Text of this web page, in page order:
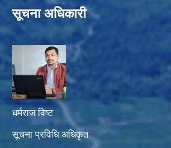
सूचना अधिकारी
धर्मराज विष्ट
सूचना प्रविधि अधिकृत